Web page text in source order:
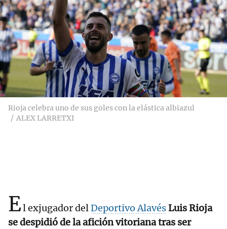
Rioja celebra uno de sus goles con la elástica albiazul
ALEX LARRETXI
El exjugador delDeportivo AlavésLuis Rioja
se despidió de la afición vitoriana tras ser